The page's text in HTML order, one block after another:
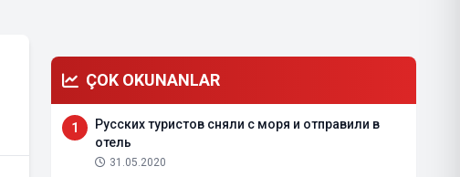
ÇOK OKUNANLAR
1
Русских туристов сняли с моря и отправили в
отель
31.05.2020